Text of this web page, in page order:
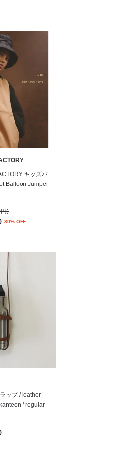
キッズバ
Balloon Jumper
)
80% OFF
ップ / leather
/ regular